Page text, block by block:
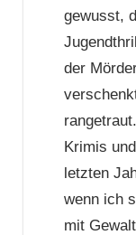
gewusst,
der
Krimis
letzten
wenn ich
mit